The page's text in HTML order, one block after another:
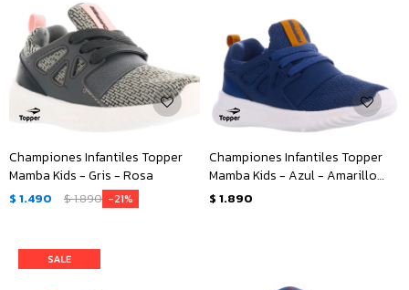
Championes Infantiles Topper
Mamba Kids - Gris - Rosa
$ 1.490 $1.890 21
Championes Infantiles Topper
Mamba Kids - Azul - Amarillo
Ocre
$ 1.890